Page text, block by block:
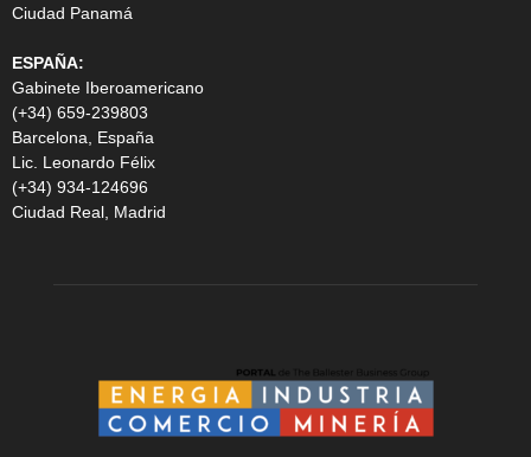
Ciudad Panamá
ESPAÑA:
Gabinete Iberoamericano
(+34) 659-239803
Barcelona, España
Lic. Leonardo Félix
(+34) 934-124696
Ciudad Real, Madrid